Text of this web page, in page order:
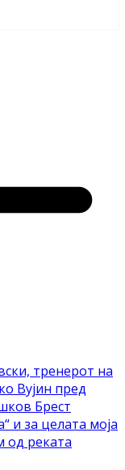
тренерот на
Вујин пред
Брест
и за целата моја
од реката